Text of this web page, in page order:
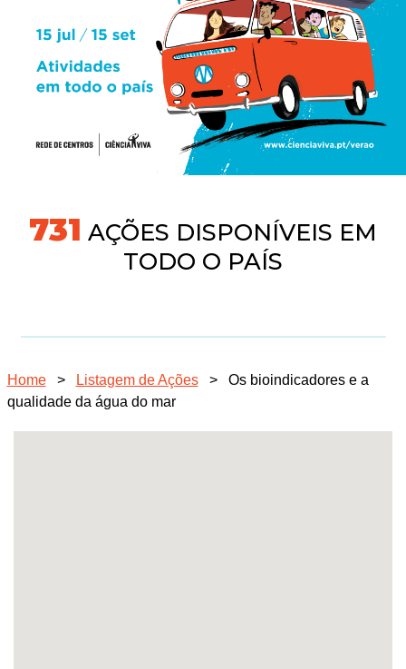
745 AÇÕES DISPONÍVEIS EM
TODO O PAÍS
Home > Listagem de Ações >
Os bioindicadores e a
qualidade da água do mar